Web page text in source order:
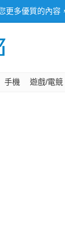
更多優質的內容
手機 遊戲/電競